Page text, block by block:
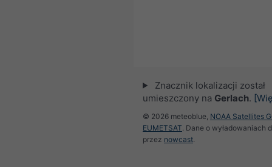
Znacznik lokalizacji został
umieszczony na Gerlach.
© 2026 meteoblue, NOAA Satellites
EUMETSAT. Dane o wyładowaniach
przez nowcast.